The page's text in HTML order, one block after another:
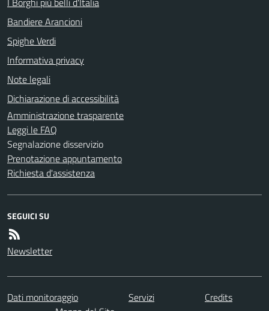
Bandiere Arancioni
Spighe Verdi
Informativa privacy
Note legali
Dichiarazione di accessibilità
Amministrazione trasparente
Leggi le FAQ
Segnalazione disservizio
Prenotazione appuntamento
Richiesta d'assistenza
SEGUICI SU
Newsletter
Dati monitoraggio Servizi
Credits